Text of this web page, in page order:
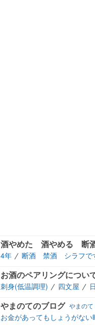
酒やめた 酒やめる
4年 断酒 禁酒 シラフで
お酒のペアリングについ
刺身(低温調理) 四文屋
やまのてのブログ やまのて
お金があってもしょうがない